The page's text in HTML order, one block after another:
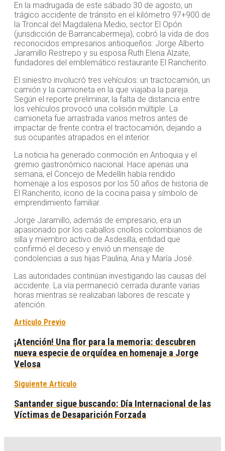
En la madrugada de este sábado 30 de agosto, un
trágico accidente de tránsito en el kilómetro 97+900 de
la Troncal del Magdalena Medio, sector El Opón
(jurisdicción de Barrancabermeja), cobró la vida de dos
reconocidos empresarios antioqueños: Jorge Alberto
Jaramillo Restrepo y su esposa Ruth Elena Alzate,
fundadores del emblemático restaurante El Rancherito.
El siniestro involucró tres vehículos: un tractocamión, un
camión y la camioneta en la que viajaba la pareja.
Según el reporte preliminar, la falta de distancia entre
los vehículos provocó una colisión múltiple. La
camioneta fue arrastrada varios metros antes de
impactar de frente contra el tractocamión, dejando a
sus ocupantes atrapados en el interior.
La noticia ha generado conmoción en Antioquia y el
gremio gastronómico nacional. Hace apenas una
semana, el Concejo de Medellín había rendido
homenaje a los esposos por los 50 años de historia de
El Rancherito, ícono de la cocina paisa y símbolo de
emprendimiento familiar.
Jorge Jaramillo, además de empresario, era un
apasionado por los caballos criollos colombianos de
silla y miembro activo de Asdesilla, entidad que
confirmó el deceso y envió un mensaje de
condolencias a sus hijas Paulina, Ana y María José.
Las autoridades continúan investigando las causas del
accidente. La vía permaneció cerrada durante varias
horas mientras se realizaban labores de rescate y
atención.
Artículo Previo
¡Atención! Una flor para la memoria: descubren
nueva especie de orquídea en homenaje a Jorge
Velosa
Siguiente Artículo
Santander sigue buscando: Día Internacional de las
Víctimas de Desaparición Forzada